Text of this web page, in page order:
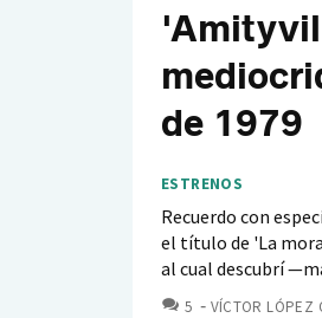
de 1979
ESTRENOS
Recuerdo con
el título de 'La
al cual descubrí
5 COMENTARIOS
VÍCTOR LÓPEZ